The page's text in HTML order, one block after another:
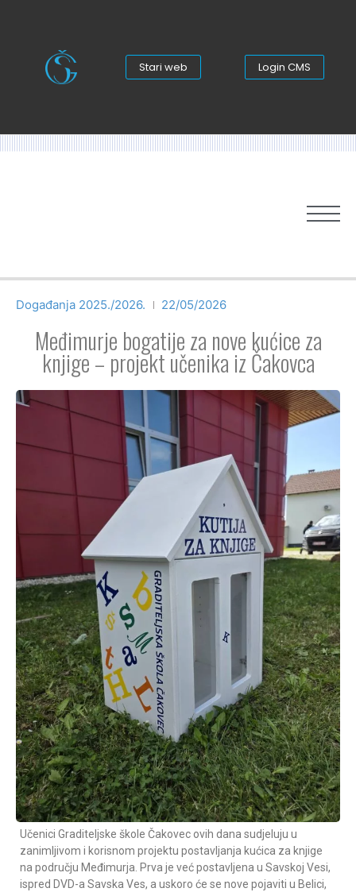
Stari web Login CMS
Događanja 2025./2026. 22/05/2026
Međimurje bogatije za nove kućice za
knjige – projekt učenika iz Čakovca
Učenici Graditeljske škole Čakovec ovih dana sudjeluju u
zanimljivom i korisnom projektu postavljanja kućica za knjige
na području Međimurja. Prva je već postavljena u Savskoj Vesi,
ispred DVD-a Savska Ves, a uskoro će se nove pojaviti u Belici,